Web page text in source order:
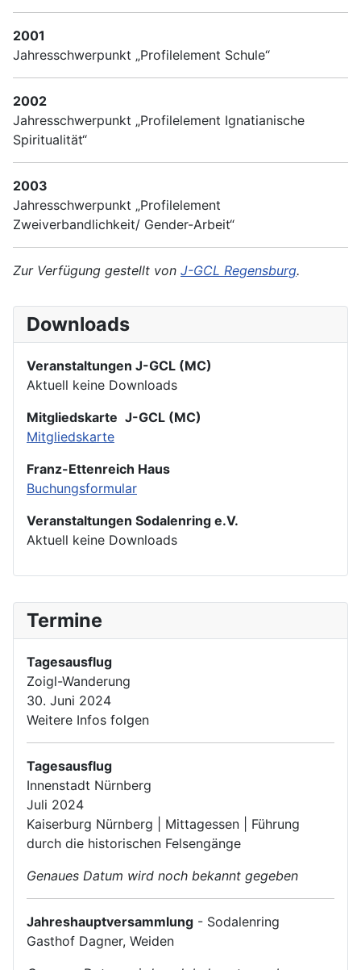
Termine
Tagesausflug
Zoigl-Wanderung
30. Juni 2024
Weitere Infos folgen
Tagesausflug
Innenstadt Nürnberg
Juli 2024
Kaiserburg Nürnberg | Mittagessen | Führung
durch die historischen Felsengänge
Genaues Datum wird noch bekannt gegeben
Jahreshauptversammlung - Sodalenring
Gasthof Dagner, Weiden
2001
Jahresschwerpunkt „Profilelement Schule“
2002
Jahresschwerpunkt „Profilelement Ignatianische
Spiritualität“
2003
Jahresschwerpunkt „Profilelement
Zweiverbandlichkeit/ Gender-Arbeit“
Zur Verfügung gestellt von J-GCL Regensburg.
Downloads
Veranstaltungen J-GCL (MC)
Aktuell keine Downloads
Mitgliedskarte J-GCL (MC)
Mitgliedskarte
Franz-Ettenreich Haus
Buchungsformular
Veranstaltungen Sodalenring e.V.
Aktuell keine Downloads